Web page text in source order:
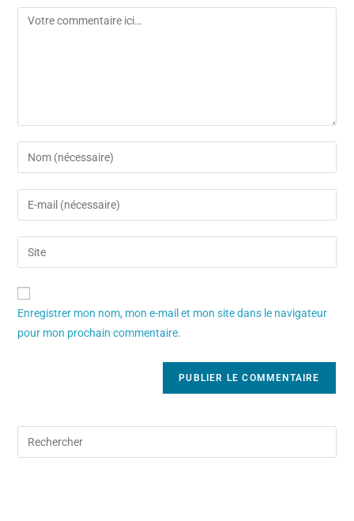
Enregistrer mon nom, mon e-mail et mon site dans le navigateur
pour mon prochain commentaire.